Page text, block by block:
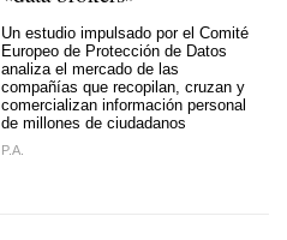
Un estudio impulsado por el Comité
Europeo de Protección de Datos
analiza el mercado de las
compañías que recopilan, cruzan y
comercializan información personal
de millones de ciudadanos
P.A.